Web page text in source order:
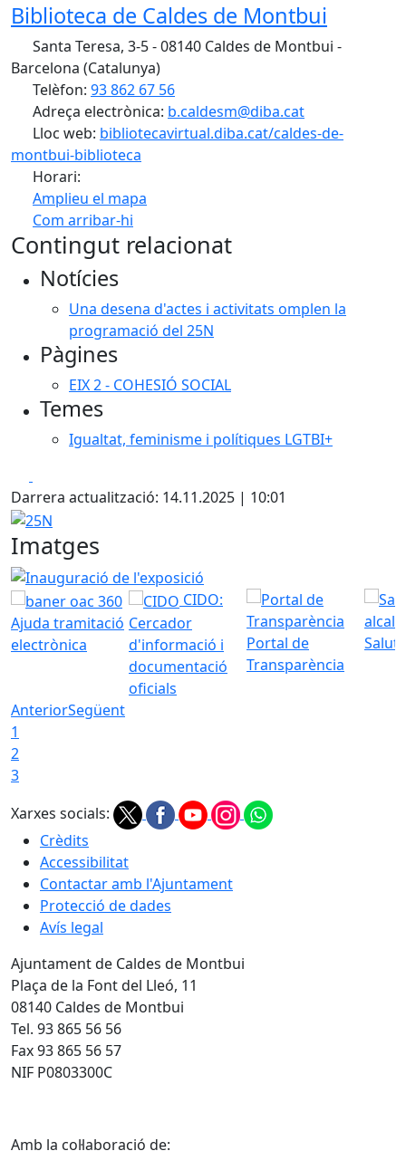
Biblioteca de Caldes de Montbui
Santa Teresa, 3-5 - 08140 Caldes de Montbui -
Barcelona (Catalunya)
Telèfon: 93 862 67 56
Adreça electrònica: b.caldesm@diba.cat
Lloc web: bibliotecavirtual.diba.cat/caldes-de-
montbui-biblioteca
Horari:
Amplieu el mapa
Com arribar-hi
+
Contingut relacionat
Notícies
Una desena d'actes i activitats omplen la
programació del 25N
Pàgines
EIX 2 - COHESIÓ SOCIAL
Temes
Igualtat, feminisme i polítiques LGTBI+
Darrera actualització: 14.11.2025 | 10:01
25N
Imatges
Inauguració de l'exposició "Tania Navarro: la dona trans
Ajuda tramitació
electrònica
CIDO:
Cercador
d'informació i
documentació
oficials
Portal de
Transparència
AnteriorSegüent
1
2
3
Xarxes socials:
Crèdits
Accessibilitat
Contactar amb l'Ajuntament
Protecció de dades
Avís legal
Ajuntament de Caldes de Montbui
Plaça de la Font del Lleó, 11
08140 Caldes de Montbui
Tel. 93 865 56 56
Fax 93 865 56 57
NIF P0803300C
Amb la col·laboració de: